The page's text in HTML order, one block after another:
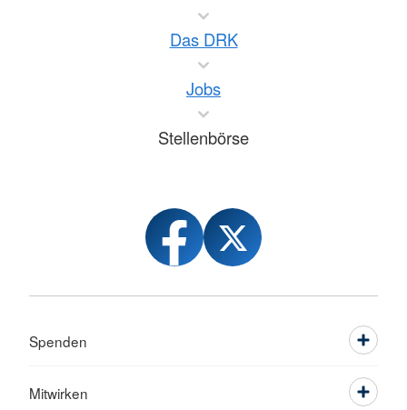
Das DRK
Jobs
Stellenbörse
Spenden
Mitwirken